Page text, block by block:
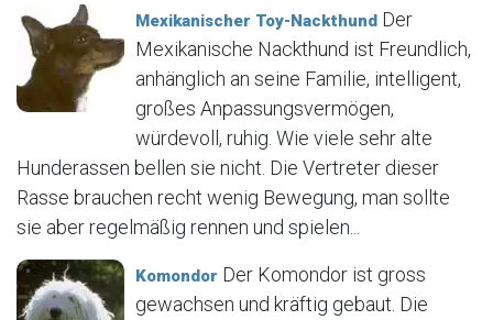
Mexikanischer Toy-Nackthund Der
Mexikanische Nackthund ist Freundlich,
anhänglich an seine Familie, intelligent,
großes Anpassungsvermögen,
würdevoll, ruhig. Wie viele sehr alte
Hunderassen bellen sie nicht. Die Vertreter dieser
Rasse brauchen recht wenig Bewegung, man sollte
sie aber regelmäßig rennen und spielen...
Komondor Der Komondor ist gross
gewachsen und kräftig gebaut. Die